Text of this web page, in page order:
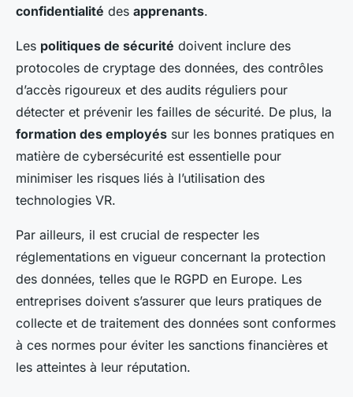
confidentialité des apprenants.
Les politiques de sécurité doivent inclure des
protocoles de cryptage des données, des contrôles
d’accès rigoureux et des audits réguliers pour
détecter et prévenir les failles de sécurité. De plus, la
formation des employés sur les bonnes pratiques en
matière de cybersécurité est essentielle pour
minimiser les risques liés à l’utilisation des
technologies VR.
Par ailleurs, il est crucial de respecter les
réglementations en vigueur concernant la protection
des données, telles que le RGPD en Europe. Les
entreprises doivent s’assurer que leurs pratiques de
collecte et de traitement des données sont conformes
à ces normes pour éviter les sanctions financières et
les atteintes à leur réputation.